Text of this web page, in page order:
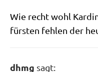
Wie recht wohl
für­sten feh­len der
dhmg sagt: